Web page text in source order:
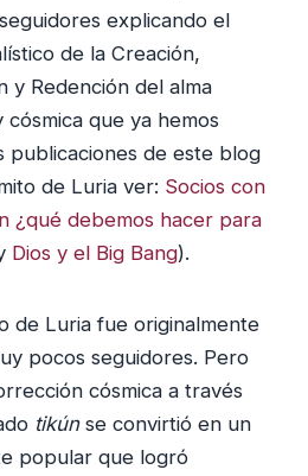
explicando el
de la Creación,
y Redención del alma
cósmica que ya hemos
publicaciones de este blog
de Luria ver: Socios con
¿qué debemos hacer para
Dios y el Big Bang).
de Luria fue originalmente
pocos seguidores. Pero
cósmica a través
tikúnse convirtió en un
popular que logró